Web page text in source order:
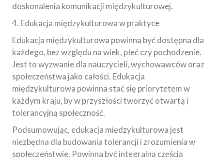
doskonalenia komunikacji międzykulturowej.
4. Edukacja międzykulturowa w praktyce
Edukacja międzykulturowa powinna być dostępna dla
każdego, bez względu na wiek, płeć czy pochodzenie.
Jest to wyzwanie dla nauczycieli, wychowawców oraz
społeczeństwa jako całości. Edukacja
międzykulturowa powinna stać się priorytetem w
każdym kraju, by w przyszłości tworzyć otwartą i
tolerancyjną społeczność.
Podsumowując, edukacja międzykulturowa jest
niezbędna dla budowania tolerancji i zrozumienia w
społeczeństwie. Powinna być integralną częścią